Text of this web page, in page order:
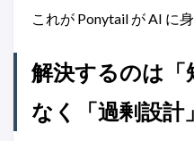
これが Ponytail が AI に
解決するのは「
なく「過剰設計」